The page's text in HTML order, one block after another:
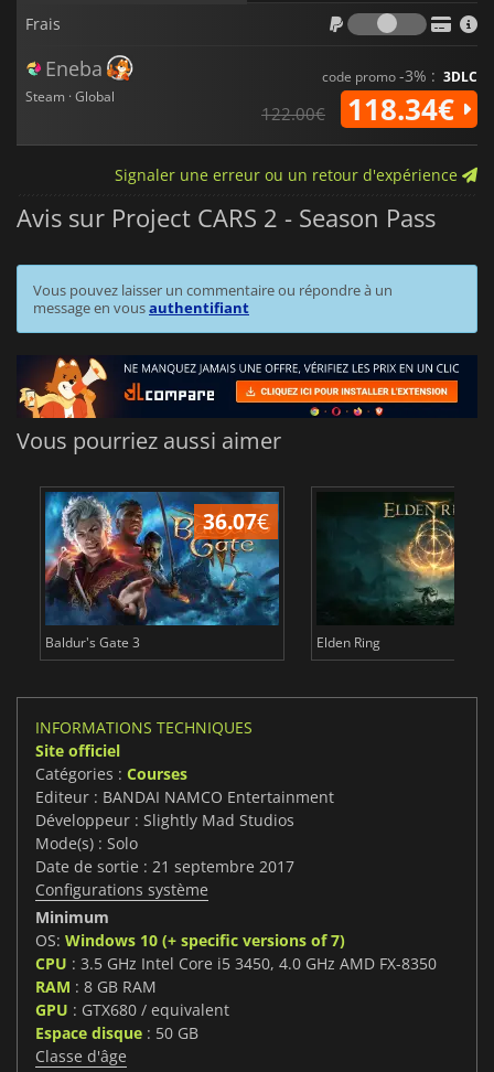
Frais
Frais
Eneba
Steam · Global
code promo-3% : 3DLC
122.00€ 118.34€
Signaler une erreur ou un retour d'expérience
Avis sur Project CARS 2 - Season Pass
Vous pouvez laisser un commentaire ou répondre à un
message en vousauthentifiant
Vous pourriez aussi aimer
36.07€
Baldur's Gate 3 Elden Ring
INFORMATIONS TECHNIQUES
Site officiel
Catégories : Courses
Editeur : BANDAI NAMCO Entertainment
Développeur : Slightly Mad Studios
Mode(s) : Solo
Date de sortie : 21 septembre 2017
Configurations système
Minimum
OS: Windows 10 (+ specific versions of 7)
CPU : 3.5 GHz Intel Core i5 3450, 4.0 GHz AMD FX-8350
RAM : 8 GB RAM
GPU : GTX680 / equivalent
Espace disque : 50 GB
Classe d'âge